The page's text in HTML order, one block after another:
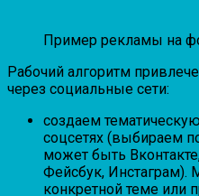
Пример рекламы на
Рабочий алгоритм
через социальные сети:
создаем
соцсетях (выбираем
может быть
Фейсбук,
конкретной теме или